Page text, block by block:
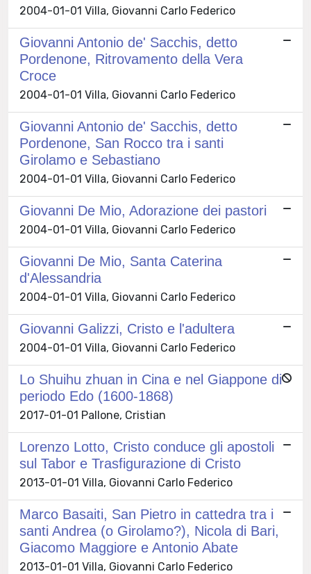
2004-01-01 Villa, Giovanni Carlo Federico
Giovanni Antonio de' Sacchis, detto
Pordenone, Ritrovamento della Vera
Croce
2004-01-01 Villa, Giovanni Carlo Federico
Giovanni Antonio de' Sacchis, detto
Pordenone, San Rocco tra i santi
Girolamo e Sebastiano
2004-01-01 Villa, Giovanni Carlo Federico
Giovanni De Mio, Adorazione dei pastori
2004-01-01 Villa, Giovanni Carlo Federico
Giovanni De Mio, Santa Caterina
d'Alessandria
2004-01-01 Villa, Giovanni Carlo Federico
Giovanni Galizzi, Cristo e l'adultera
2004-01-01 Villa, Giovanni Carlo Federico
Lo Shuihu zhuan in Cina e nel Giappone di
periodo Edo (1600-1868)
2017-01-01 Pallone, Cristian
Lorenzo Lotto, Cristo conduce gli apostoli
sul Tabor e Trasfigurazione di Cristo
2013-01-01 Villa, Giovanni Carlo Federico
Marco Basaiti, San Pietro in cattedra tra i
santi Andrea (o Girolamo?), Nicola di Bari,
Giacomo Maggiore e Antonio Abate
2013-01-01 Villa, Giovanni Carlo Federico